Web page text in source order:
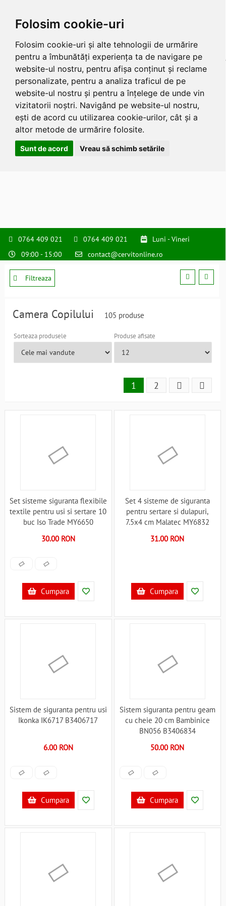
Folosim cookie-uri
Folosim cookie-uri și alte tehnologii de urmărire
pentru a îmbunătăți experiența ta de navigare pe
website-ul nostru, pentru afișa conținut și reclame
personalizate, pentru a analiza traficul de pe
website-ul nostru și pentru a înțelege de unde vin
vizitatorii noștri. Navigând pe website-ul nostru,
ești de acord cu utilizarea cookie-urilor, cât și a
altor metode de urmărire folosite.
Sunt de acord Vreau să schimb setările
0764 409 021 0764 409 021
Luni - Vineri
09:00 - 15:00
contact@cervitonline.ro
Filtreaza
Camera Copilului 105 produse
Sorteaza produsele Produse afisate
1 2
Set sisteme siguranta flexibile
textile pentru usi si sertare 10
buc Iso Trade MY6650
30.00 RON
Cumpara
Set 4 sisteme de siguranta
pentru sertare si dulapuri,
7.5x4 cm Malatec MY6832
31.00 RON
Cumpara
Sistem de siguranta pentru usi
Ikonka IK6717 B3406717
6.00 RON
Cumpara
Sistem siguranta pentru geam
cu cheie 20 cm Bambinice
BN056 B3406834
50.00 RON
Cumpara